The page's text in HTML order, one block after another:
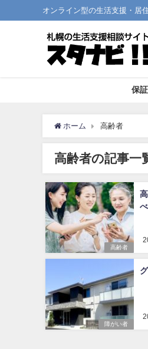
オンライン型の生活支援・居
保
ホーム 高齢者
高齢者の記事一
高齢者
障がい者